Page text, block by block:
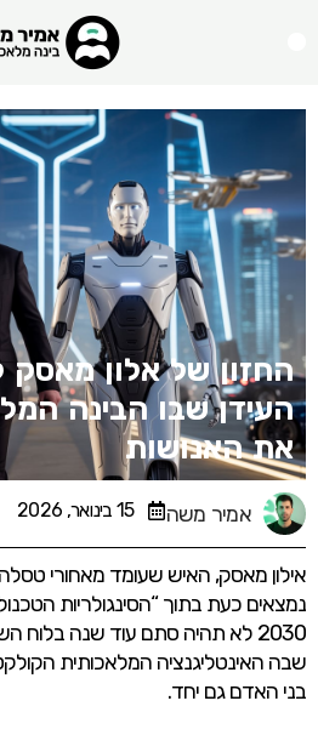
העידן שבו הבינה
את האנושות
אמיר משה 15 בינואר, 2026
נמצאים כעת בתוך “הסינגולריות
2030 לא תהיה סתם עוד שנה
שבה האינטליגנציה המלאכותית
בני האדם גם יחד.